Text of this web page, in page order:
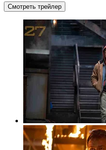
Смотреть трейлер